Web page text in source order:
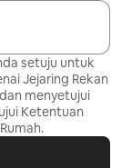
setuju untuk
Jejaring Rekan
menyetujui
Ketentuan
.